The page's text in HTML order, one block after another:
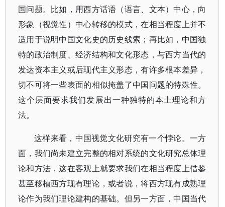
国问题。比如，用西方话语（语言、文本）中心，向
形象（视觉性）中心转移的模式，在相当程度上并不
适用于说明中国文化史的历史线索；再比如，中国独
特的政治制度、经济结构和文化形态，与西方当代的
发达资本主义或后现代主义形态，有许多根本差异，
切不可将一些表面的相似掩盖了中国问题的特殊性。
这个层面要求我们发展出一种独特的本土理论和方
法。
这样来看，中国视觉文化研究有一个悖论。一方
面，我们尚未建立完整的相对系统的文化研究总体理
论和方法，这在客观上就要求我们在相当程度上借鉴
甚至移植西方现有理论，或者说，将西方现有成熟理
论作为我们理论建构的基础。但另一方面，中国当代